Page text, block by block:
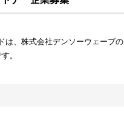
は、株式会社デンソーウェーブの
。